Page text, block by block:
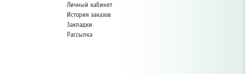
Личный кабинет
История заказов
Закладки
Рассылка